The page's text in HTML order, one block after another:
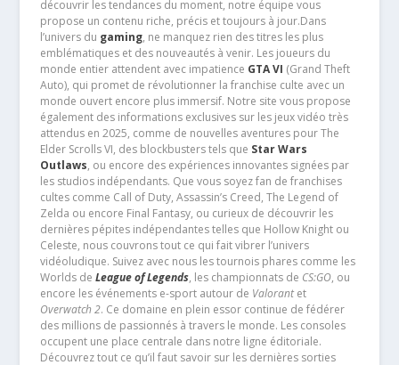
découvrir les tendances du moment, notre équipe vous
propose un contenu riche, précis et toujours à jour.Dans
l’univers du gaming, ne manquez rien des titres les plus
emblématiques et des nouveautés à venir. Les joueurs du
monde entier attendent avec impatience GTA VI (Grand Theft
Auto), qui promet de révolutionner la franchise culte avec un
monde ouvert encore plus immersif. Notre site vous propose
également des informations exclusives sur les jeux vidéo très
attendus en 2025, comme de nouvelles aventures pour The
Elder Scrolls VI, des blockbusters tels que Star Wars
Outlaws, ou encore des expériences innovantes signées par
les studios indépendants. Que vous soyez fan de franchises
cultes comme Call of Duty, Assassin’s Creed, The Legend of
Zelda ou encore Final Fantasy, ou curieux de découvrir les
dernières pépites indépendantes telles que Hollow Knight ou
Celeste, nous couvrons tout ce qui fait vibrer l’univers
vidéoludique. Suivez avec nous les tournois phares comme les
Worlds de League of Legends, les championnats de CS:GO, ou
encore les événements e-sport autour de Valorantet
Overwatch 2. Ce domaine en plein essor continue de fédérer
des millions de passionnés à travers le monde. Les consoles
occupent une place centrale dans notre ligne éditoriale.
Découvrez tout ce qu’il faut savoir sur les dernières sorties